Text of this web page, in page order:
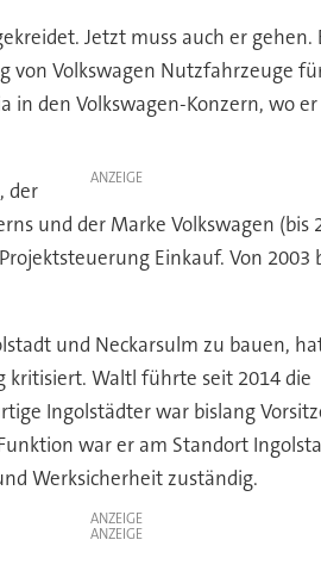
Jetzt muss auch er gehen.
von Volkswagen Nutzfahrzeuge
in den Volkswagen-Konzern, wo
ANZEIGE
der
und der Marke Volkswagen (bis
Einkauf. Von 2003
und Neckarsulm zu bauen,
kritisiert. Waltl führte seit 2014 die
Ingolstädter war bislang
war er am Standort
Werksicherheit zuständig.
ANZEIGE
ANZEIGE